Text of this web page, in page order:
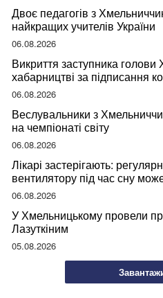
Двоє педагогів з
найкращих учителів України
06.08.2026
Викриття заступника
хабарництві за підписання
06.08.2026
Веслувальники з
на чемпіонаті світу
06.08.2026
Лікарі застерігають:
вентилятору під час сну
ваше здоров’я
06.08.2026
У Хмельницькому провели
Лазуткіним
05.08.2026